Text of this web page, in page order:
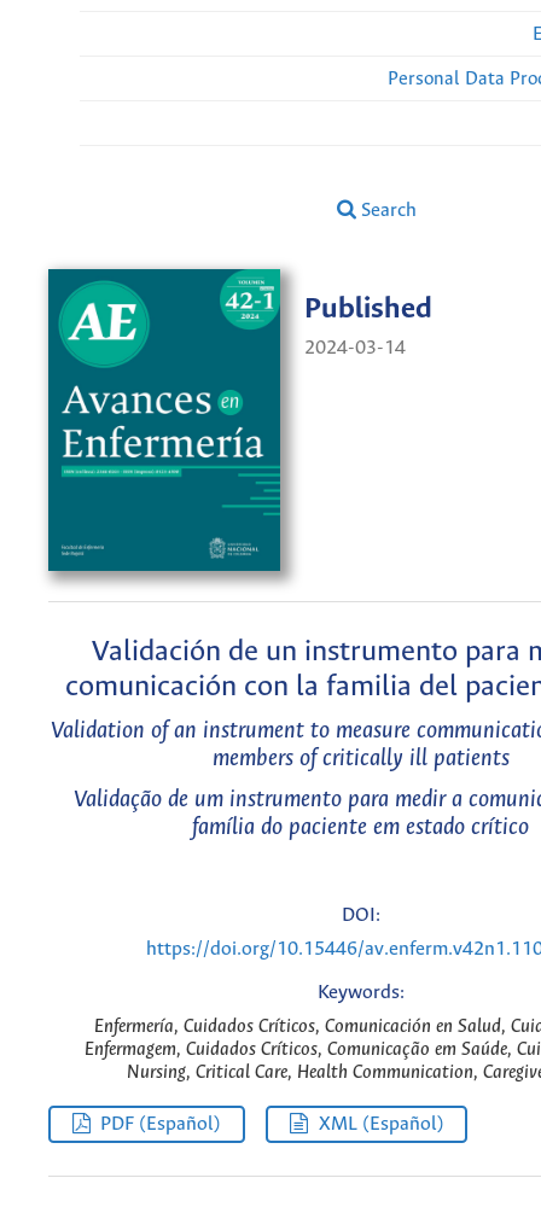
Personal Data
Search
Published
2024-03-14
Validación de un instrumento para
comunicación con la familia del
Validation of an instrument to measure
members of critically ill patients
Validação de um instrumento para medir a
família do paciente em estado crítico
DOI:
https://doi.org/10.15446/
Keywords:
Enfermería, Cuidados Críticos, Comunicación en Salud,
Enfermagem, Cuidados Críticos, Comunicação em Saúde,
Nursing, Critical Care, Health Communication,
PDF (Español) XML (Español)